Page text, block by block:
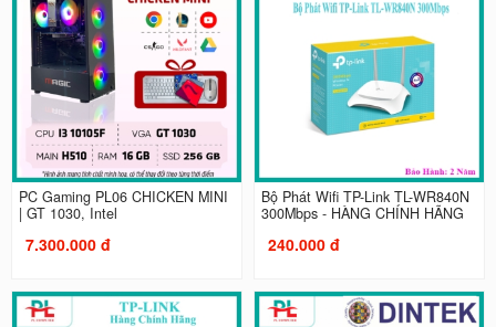
PC Gaming PL06 CHICKEN MINI
| GT 1030, Intel
7.300.000 đ
Bộ Phát Wifi TP-Link TL-WR840N
300Mbps - HÀNG CHÍNH HÃNG
240.000 đ